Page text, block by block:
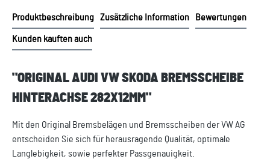
Produktbeschreibung Zusätzliche Information Bewertungen
Kunden kauften auch
"ORIGINAL AUDI VW SKODA BREMSSCHEIBE
HINTERACHSE 282X12MM"
Mit den Original Bremsbelägen und Bremsscheiben der VW AG
entscheiden Sie sich für herausragende Qualität, optimale
Langlebigkeit, sowie perfekter Passgenauigkeit.